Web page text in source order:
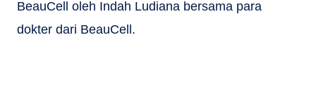
BeauCell oleh Indah Ludiana bersama para
dokter dari BeauCell.